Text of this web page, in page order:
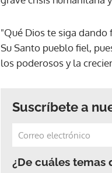
"Qué Dios te siga dando
Su Santo pueblo fiel,
los poderosos y la
Suscríbete a
¿De cuáles temas